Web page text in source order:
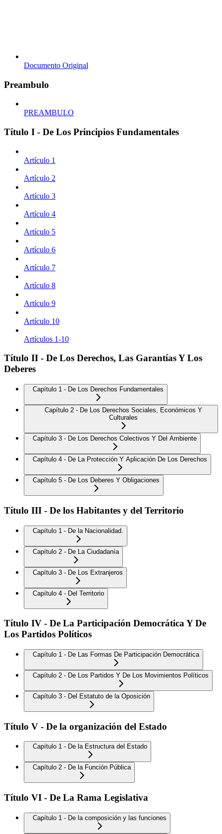
Documento Original
Preambulo
PREAMBULO
Título I - De Los Principios Fundamentales
Artículo 1
Artículo 2
Artículo 3
Artículo 4
Artículo 5
Artículo 6
Artículo 7
Artículo 8
Artículo 9
Artículo 10
Artículos 1-10
Título II - De Los Derechos, Las Garantías Y Los
Deberes
Capítulo 1 - De Los Derechos Fundamentales
Capítulo 2 - De Los Derechos Sociales, Económicos Y
Culturales
Capítulo 3 - De Los Derechos Colectivos Y Del Ambiente
Capítulo 4 - De La Protección Y Aplicación De Los Derechos
Capítulo 5 - De Los Deberes Y Obligaciones
Título III - De los Habitantes y del Territorio
Capítulo 1 - De la Nacionalidad.
Capítulo 2 - De La Ciudadanía
Capítulo 3 - De Los Extranjeros
Capítulo 4 - Del Territorio
Título IV - De La Participación Democrática Y De
Los Partidos Políticos
Capítulo 1 - De Las Formas De Participación Democrática
Capítulo 2 - De Los Partidos Y De Los Movimientos Políticos
Capítulo 3 - Del Estatuto de la Oposición
Título V - De la organización del Estado
Capítulo 1 - De la Estructura del Estado
Capítulo 2 - De la Función Pública
Título VI - De La Rama Legislativa
Capítulo 1 - De la composición y las funciones